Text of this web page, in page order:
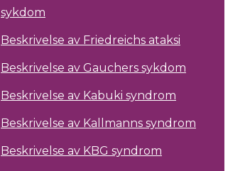
sykdom
Beskrivelse av Friedreichs ataksi
Beskrivelse av Gauchers sykdom
Beskrivelse av Kabuki syndrom
Beskrivelse av Kallmanns syndrom
Beskrivelse av KBG syndrom